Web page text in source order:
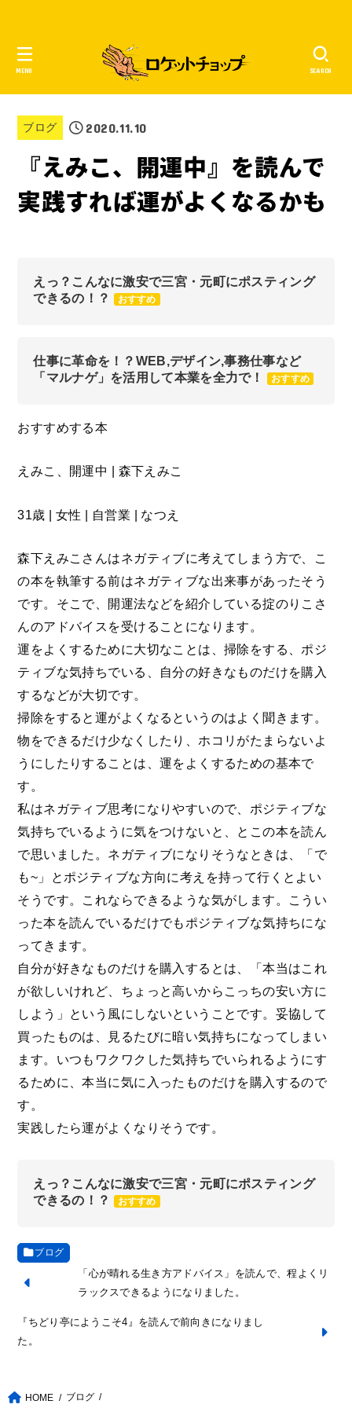
SEARCH
MENU
ブログ 2020.11.10
『えみこ、開運中』を読んで
実践すれば運がよくなるかも
えっ？こんなに激安で三宮・元町にポスティング
できるの！？
おすすめ
仕事に革命を！？WEB,デザイン,事務仕事など
「マルナゲ」を活用して本業を全力で！
おすすめ
おすすめする本
えみこ、開運中 | 森下えみこ
31歳 | 女性 | 自営業 | なつえ
森下えみこさんはネガティブに考えてしまう方で、こ
の本を執筆する前はネガティブな出来事があったそう
です。そこで、開運法などを紹介している掟のりこさ
んのアドバイスを受けることになります。
運をよくするために大切なことは、掃除をする、ポジ
ティブな気持ちでいる、自分の好きなものだけを購入
するなどが大切です。
掃除をすると運がよくなるというのはよく聞きます。
物をできるだけ少なくしたり、ホコリがたまらないよ
うにしたりすることは、運をよくするための基本で
す。
私はネガティブ思考になりやすいので、ポジティブな
気持ちでいるように気をつけないと、とこの本を読ん
で思いました。ネガティブになりそうなときは、「で
も~」とポジティブな方向に考えを持って行くとよい
そうです。これならできるような気がします。こうい
った本を読んでいるだけでもポジティブな気持ちにな
ってきます。
自分が好きなものだけを購入するとは、「本当はこれ
が欲しいけれど、ちょっと高いからこっちの安い方に
しよう」という風にしないということです。妥協して
買ったものは、見るたびに暗い気持ちになってしまい
ます。いつもワクワクした気持ちでいられるようにす
るために、本当に気に入ったものだけを購入するので
す。
実践したら運がよくなりそうです。
えっ？こんなに激安で三宮・元町にポスティング
できるの！？
おすすめ
ブログ
「心が晴れる生き方アドバイス」を読んで、程よくリ
ラックスできるようになりました。
『ちどり亭にようこそ4』を読んで前向きになりまし
た。
HOME ブログ